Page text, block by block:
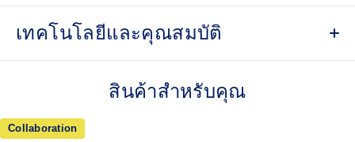
เทคโนโลยีและคุณสมบัติ
Sockliner that provides a higher rebound and good
underfoot comfort.
OrthoLite™ heel cup
สินค้าสำหรับคุณ
Collaboration